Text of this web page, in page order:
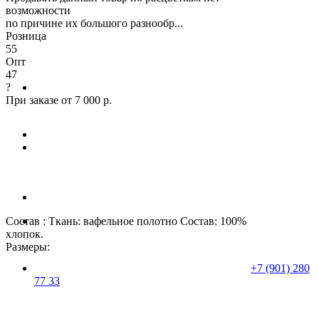
Состав : Ткань: вафельное полотно Состав: 100%
хлопок.
Размеры:
возможности
по причине их большого разнообр...
Розница
55
Опт
47
?
При заказе от 7 000 р.
+7 (901) 280
77 33